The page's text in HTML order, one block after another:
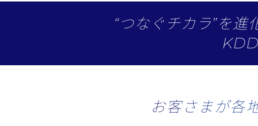
“つなぐチカラ”を
お客さまが各